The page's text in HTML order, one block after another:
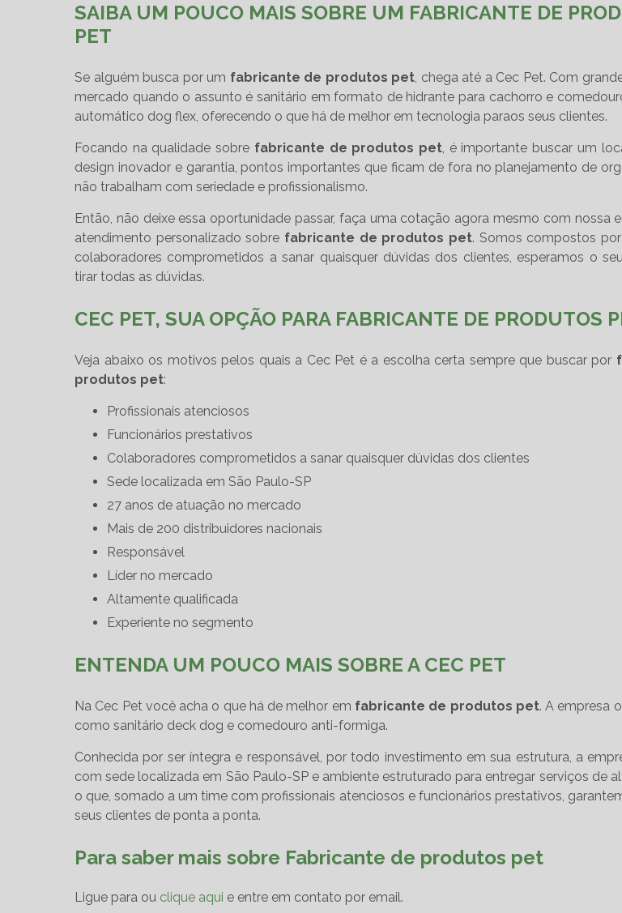
SAIBA UM POUCO MAIS SOBRE UM FABRICANTE DE
PET
Se alguém busca por um fabricante de produtos pet, chega até a Cec Pet. Com
mercado quando o assunto é sanitário em formato de hidrante para cachorro e
automático dog flex, oferecendo o que há de melhor em tecnologia paraos seus clientes.
Focando na qualidade sobre fabricante de produtos pet, é importante buscar um
design inovador e garantia, pontos importantes que ficam de fora no planejamento de
não trabalham com seriedade e profissionalismo.
Então, não deixe essa oportunidade passar, faça uma cotação agora mesmo com nossa
atendimento personalizado sobre fabricante de produtos pet. Somos compostos
colaboradores comprometidos a sanar quaisquer dúvidas dos clientes, esperamos o
tirar todas as dúvidas.
CEC PET, SUA OPÇÃO PARA FABRICANTE DE PRODUTOS
Veja abaixo os motivos pelos quais a Cec Pet é a escolha certa sempre que buscar por
produtos pet:
profissionais atenciosos
funcionários prestativos
colaboradores comprometidos a sanar quaisquer dúvidas dos clientes
sede localizada em São Paulo-SP
27 anos de atuação no mercado
mais de 200 distribuidores nacionais
responsável
líder no mercado
altamente qualificada
experiente no segmento
ENTENDA UM POUCO MAIS SOBRE A CEC PET
Na Cec Pet você acha o que há de melhor em fabricante de produtos pet. A empresa
como sanitário deck dog e comedouro anti-formiga.
Conhecida por ser íntegra e responsável, por todo investimento em sua estrutura, a
com sede localizada em São Paulo-SP e ambiente estruturado para entregar serviços de
o que, somado a um time com profissionais atenciosos e funcionários prestativos,
seus clientes de ponta a ponta.
Para saber mais sobre Fabricante de produtos pet
Ligue para ou clique aqui e entre em contato por email.